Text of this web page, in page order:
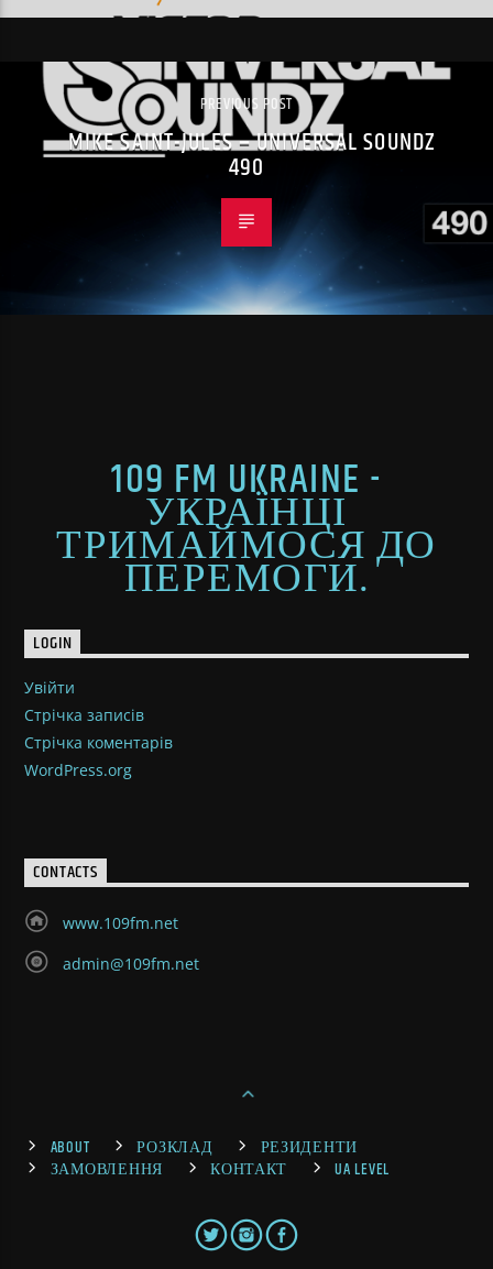
PREVIOUS POST
MIKE SAINT-JULES – UNIVERSAL SOUNDZ
490
109 FM UKRAINE -
УКРАЇНЦІ
ТРИМАЙМОСЯ ДО
ПЕРЕМОГИ.
LOGIN
Увійти
Стрічка записів
Стрічка коментарів
WordPress.org
CONTACTS
www.109fm.net
admin@109fm.net
ABOUT РОЗКЛАД
РЕЗИДЕНТИ
ЗАМОВЛЕННЯ
КОНТАКТ UA LEVEL